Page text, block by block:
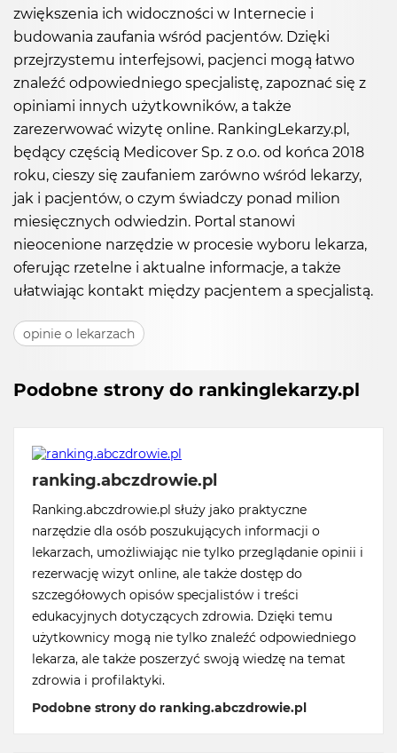
zwiększenia ich widoczności w Internecie i
budowania zaufania wśród pacjentów. Dzięki
przejrzystemu interfejsowi, pacjenci mogą łatwo
znaleźć odpowiedniego specjalistę, zapoznać się z
opiniami innych użytkowników, a także
zarezerwować wizytę online. RankingLekarzy.pl,
będący częścią Medicover Sp. z o.o. od końca 2018
roku, cieszy się zaufaniem zarówno wśród lekarzy,
jak i pacjentów, o czym świadczy ponad milion
miesięcznych odwiedzin. Portal stanowi
nieocenione narzędzie w procesie wyboru lekarza,
oferując rzetelne i aktualne informacje, a także
ułatwiając kontakt między pacjentem a specjalistą.
opinie o lekarzach
Podobne strony do rankinglekarzy.pl
ranking.abczdrowie.pl
Ranking.abczdrowie.pl służy jako praktyczne
narzędzie dla osób poszukujących informacji o
lekarzach, umożliwiając nie tylko przeglądanie opinii i
rezerwację wizyt online, ale także dostęp do
szczegółowych opisów specjalistów i treści
edukacyjnych dotyczących zdrowia. Dzięki temu
użytkownicy mogą nie tylko znaleźć odpowiedniego
lekarza, ale także poszerzyć swoją wiedzę na temat
zdrowia i profilaktyki.
Podobne strony do ranking.abczdrowie.pl